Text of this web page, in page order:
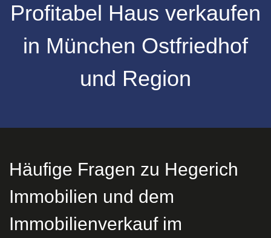
Profitabel Haus verkaufen
in München Ostfriedhof
und Region
Häufige Fragen zu Hegerich
Immobilien und dem
Immobilienverkauf im